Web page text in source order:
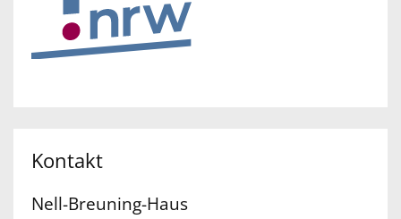
Kontakt
Nell-Breuning-Haus